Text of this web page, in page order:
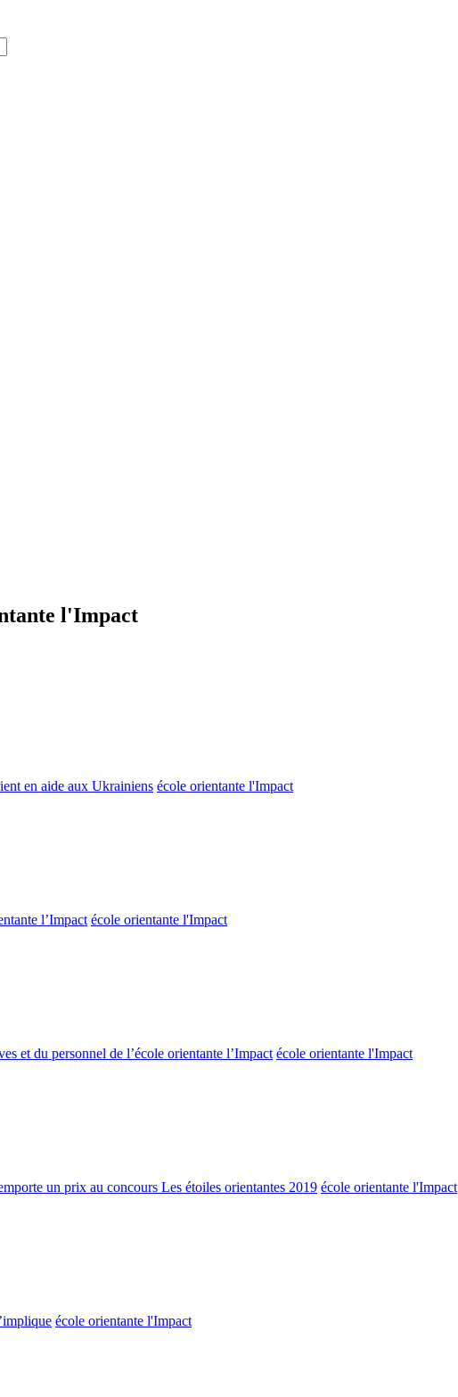
l'Impact
en aide aux Ukrainiens école orientante l'Impact
l’Impact école orientante l'Impact
et du personnel de l’école orientante l’Impact école orientante l'Impact
un prix au concours Les étoiles orientantes 2019 école orientante l'Impact
école orientante l'Impact